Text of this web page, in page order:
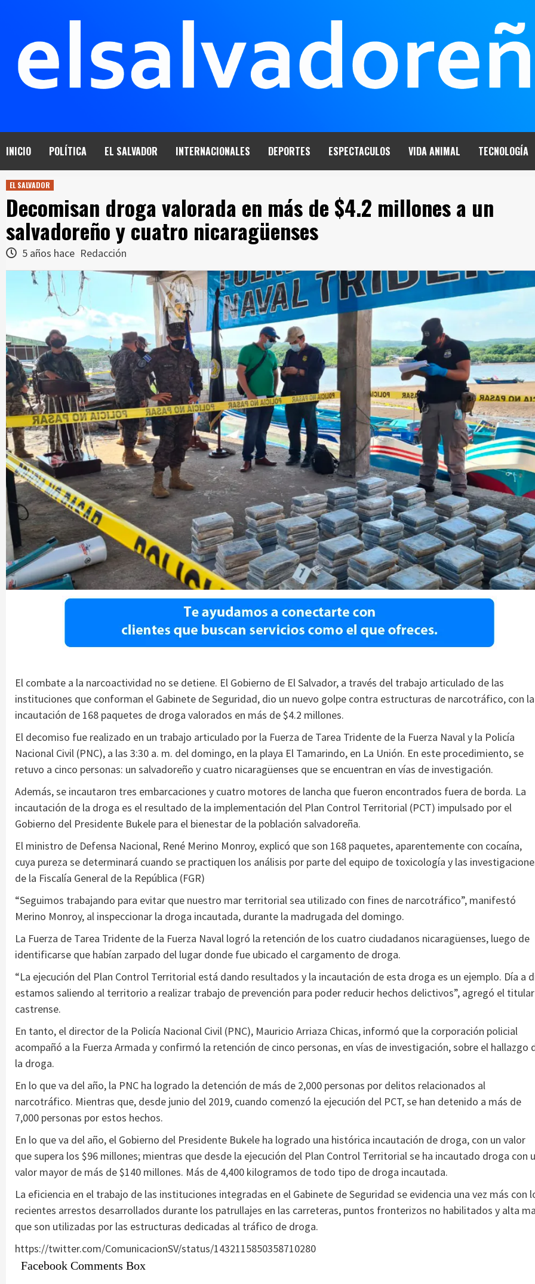
INICIO POLÍTICA EL SALVADOR INTERNACIONALES DEPORTES ESPECTACULOS VIDA ANIMAL TECNOLOGÍA
EL SALVADOR
Decomisan droga valorada en más de $4.2 millones a un
salvadoreño y cuatro nicaragüenses
5 años hace Redacción
El combate a la narcoactividad no se detiene. El Gobierno de El Salvador, a través del trabajo articulado de las
instituciones que conforman el Gabinete de Seguridad, dio un nuevo golpe contra estructuras de narcotráfico, con la
incautación de 168 paquetes de droga valorados en más de $4.2 millones.
El decomiso fue realizado en un trabajo articulado por la Fuerza de Tarea Tridente de la Fuerza Naval y la Policía
Nacional Civil (PNC), a las 3:30 a. m. del domingo, en la playa El Tamarindo, en La Unión. En este procedimiento, se
retuvo a cinco personas: un salvadoreño y cuatro nicaragüenses que se encuentran en vías de investigación.
Además, se incautaron tres embarcaciones y cuatro motores de lancha que fueron encontrados fuera de borda. La
incautación de la droga es el resultado de la implementación del Plan Control Territorial (PCT) impulsado por el
Gobierno del Presidente Bukele para el bienestar de la población salvadoreña.
El ministro de Defensa Nacional, René Merino Monroy, explicó que son 168 paquetes, aparentemente con cocaína,
cuya pureza se determinará cuando se practiquen los análisis por parte del equipo de toxicología y las
de la Fiscalía General de la República (FGR)
“Seguimos trabajando para evitar que nuestro mar territorial sea utilizado con fines de narcotráfico”, manifestó
Merino Monroy, al inspeccionar la droga incautada, durante la madrugada del domingo.
La Fuerza de Tarea Tridente de la Fuerza Naval logró la retención de los cuatro ciudadanos nicaragüenses, luego de
identificarse que habían zarpado del lugar donde fue ubicado el cargamento de droga.
“La ejecución del Plan Control Territorial está dando resultados y la incautación de esta droga es un ejemplo. Día a
estamos saliendo al territorio a realizar trabajo de prevención para poder reducir hechos delictivos”, agregó el titular
castrense.
En tanto, el director de la Policía Nacional Civil (PNC), Mauricio Arriaza Chicas, informó que la corporación policial
acompañó a la Fuerza Armada y confirmó la retención de cinco personas, en vías de investigación, sobre el hallazgo
la droga.
En lo que va del año, la PNC ha logrado la detención de más de 2,000 personas por delitos relacionados al
narcotráfico. Mientras que, desde junio del 2019, cuando comenzó la ejecución del PCT, se han detenido a más de
7,000 personas por estos hechos.
En lo que va del año, el Gobierno del Presidente Bukele ha logrado una histórica incautación de droga, con un valor
que supera los $96 millones; mientras que desde la ejecución del Plan Control Territorial se ha incautado droga con
valor mayor de más de $140 millones. Más de 4,400 kilogramos de todo tipo de droga incautada.
La eficiencia en el trabajo de las instituciones integradas en el Gabinete de Seguridad se evidencia una vez más con
recientes arrestos desarrollados durante los patrullajes en las carreteras, puntos fronterizos no habilitados y alta
que son utilizadas por las estructuras dedicadas al tráfico de droga.
https://twitter.com/ComunicacionSV/status/1432115850358710280
Facebook Comments Box